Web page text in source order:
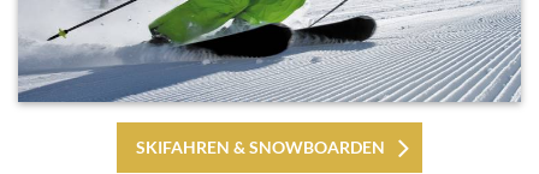
SKIFAHREN & SNOWBOARDEN